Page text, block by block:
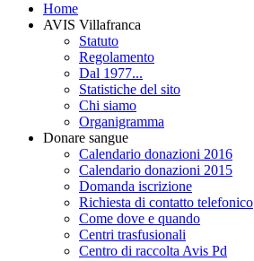
Home
AVIS Villafranca
Statuto
Regolamento
Dal 1977...
Statistiche del sito
Chi siamo
Organigramma
Donare sangue
Calendario donazioni 2016
Calendario donazioni 2015
Domanda iscrizione
Richiesta di contatto telefonico
Come dove e quando
Centri trasfusionali
Centro di raccolta Avis Pd